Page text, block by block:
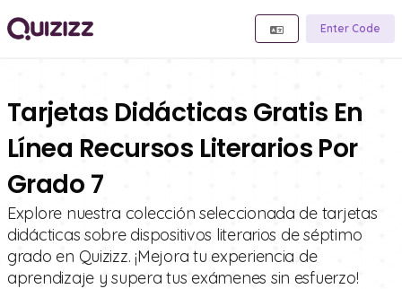
Enter Code
Tarjetas Didácticas Gratis En
Línea Recursos Literarios Por
Grado 7
Explore nuestra colección seleccionada de tarjetas
didácticas sobre dispositivos literarios de séptimo
grado en Quizizz. ¡Mejora tu experiencia de
aprendizaje y supera tus exámenes sin esfuerzo!